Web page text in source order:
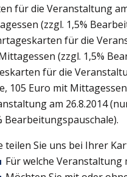
für die Veranstaltung
(zzgl. 1,5%
für die
(zzgl. 1,5%
für die
105 Euro mit
am 26.8.2014
Bearbeitungspauschale).
teilen Sie uns bei Ihrer
Für welche Veranstaltung